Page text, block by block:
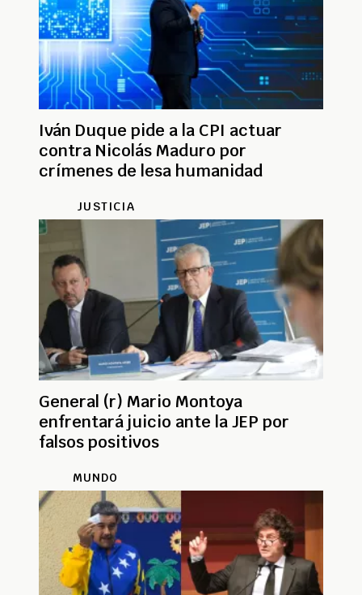
Iván Duque pide a la CPI actuar
contra Nicolás Maduro por
crímenes de lesa humanidad
JUSTICIA
General (r) Mario Montoya
enfrentará juicio ante la JEP por
falsos positivos
MUNDO